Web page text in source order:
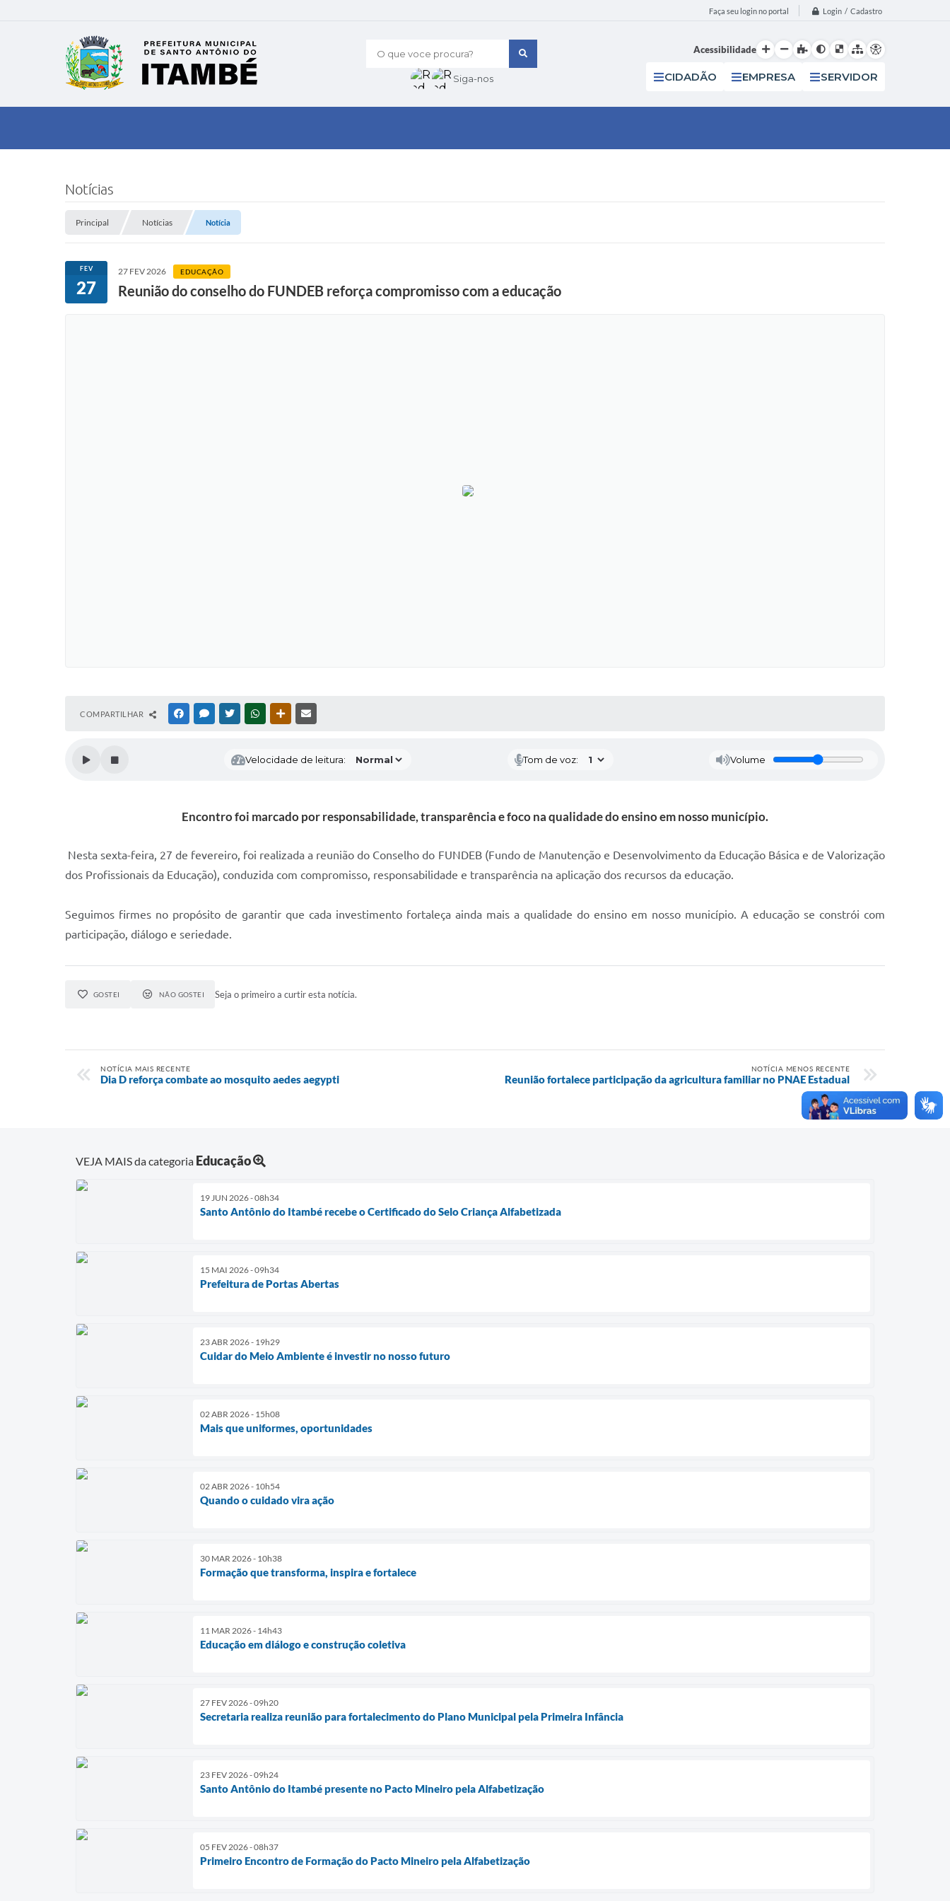
Faça seu login no portal Login / Cadastro
O que voce procura?
Siga-nos
Acessibilidade
CIDADÃO EMPRESA SERVIDOR
Notícias
Principal Notícias Notícia
FEV
27
27 FEV 2026 EDUCAÇÃO
Reunião do conselho do FUNDEB reforça compromisso com a educação
COMPARTILHAR FACEBOOKMESSENGER
TWITTERWHATSAPPOUTRAS MÍDIAS
Velocidade de leitura: Tom de voz: Volume
Encontro foi marcado por responsabilidade, transparência e foco na qualidade do ensino em nosso município.
Nesta sexta-feira, 27 de fevereiro, foi realizada a reunião do Conselho do FUNDEB (Fundo de Manutenção e Desenvolvimento da Educação Básica e de Valorização
dos Profissionais da Educação), conduzida com compromisso, responsabilidade e transparência na aplicação dos recursos da educação.
Seguimos firmes no propósito de garantir que cada investimento fortaleça ainda mais a qualidade do ensino em nosso município. A educação se constrói com
participação, diálogo e seriedade.
GOSTEI NÃO GOSTEI Seja o primeiro a curtir esta notícia.
NOTÍCIA MAIS RECENTE
Dia D reforça combate ao mosquito aedes aegypti
NOTÍCIA MENOS RECENTE
Reunião fortalece participação da agricultura familiar no PNAE Estadual
VEJA MAIS da categoria Educação
19 JUN 2026 - 08h34
Santo Antônio do Itambé recebe o Certificado do Selo Criança Alfabetizada
15 MAI 2026 - 09h34
Prefeitura de Portas Abertas
23 ABR 2026 - 19h29
Cuidar do Meio Ambiente é investir no nosso futuro
02 ABR 2026 - 15h08
Mais que uniformes, oportunidades
02 ABR 2026 - 10h54
Quando o cuidado vira ação
30 MAR 2026 - 10h38
Formação que transforma, inspira e fortalece
11 MAR 2026 - 14h43
Educação em diálogo e construção coletiva
27 FEV 2026 - 09h20
Secretaria realiza reunião para fortalecimento do Plano Municipal pela Primeira Infância
23 FEV 2026 - 09h24
Santo Antônio do Itambé presente no Pacto Mineiro pela Alfabetização
05 FEV 2026 - 08h37
Primeiro Encontro de Formação do Pacto Mineiro pela Alfabetização